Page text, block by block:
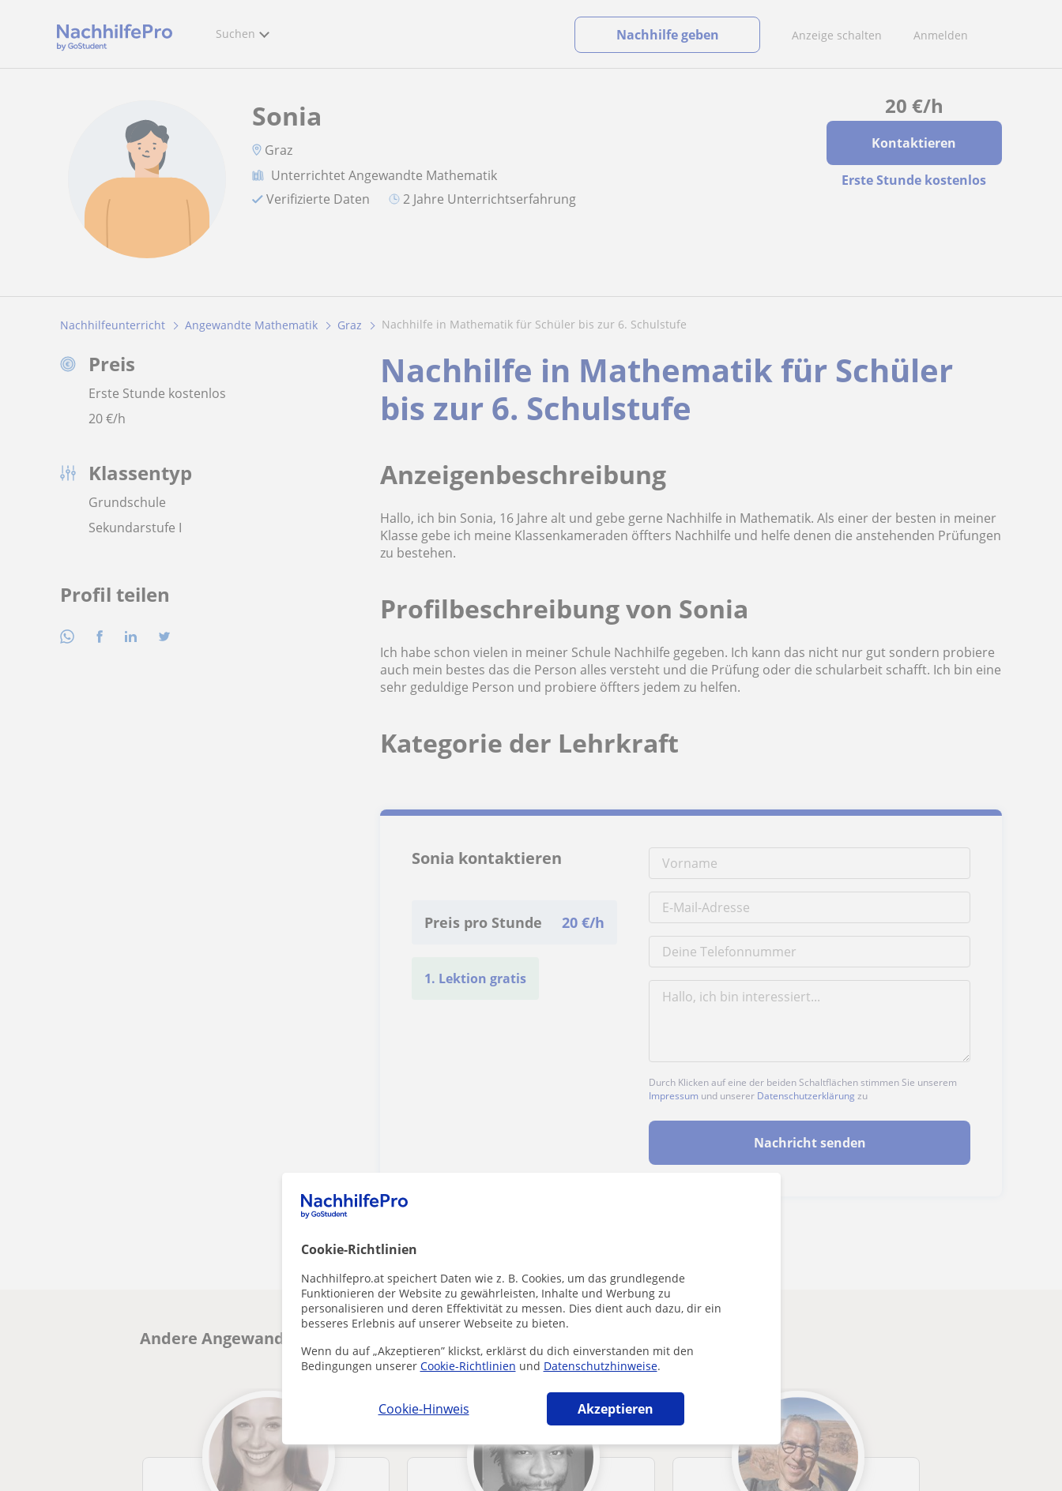
Cookie-Richtlinien
Nachhilfepro.at speichert Daten wie z. B. Cookies, um das grundlegende
Funktionieren der Website zu gewährleisten, Inhalte und Werbung zu
personalisieren und deren Effektivität zu messen. Dies dient auch dazu, dir ein
besseres Erlebnis auf unserer Webseite zu bieten.
Wenn du auf „Akzeptieren” klickst, erklärst du dich einverstanden mit den
Bedingungen unserer Cookie-Richtlinien und Datenschutzhinweise.
Cookie-Hinweis Akzeptieren
Suchen Anzeige schalten Anmelden
Nachhilfe geben
20 €/h
Kontaktieren
Erste Stunde kostenlos
Sonia
Graz
Unterrichtet Angewandte Mathematik
Verifizierte Daten
2 Jahre Unterrichtserfahrung
Nachhilfeunterricht Angewandte Mathematik Graz Nachhilfe in Mathematik für Schüler bis zur 6. Schulstufe
Preis
Erste Stunde kostenlos
20€/h
Klassentyp
Grundschule
Sekundarstufe I
Profil teilen
Nachhilfe in Mathematik für Schüler
bis zur 6. Schulstufe
Anzeigenbeschreibung
Hallo, ich bin Sonia, 16 Jahre alt und gebe gerne Nachhilfe in Mathematik. Als einer der besten in meiner
Klasse gebe ich meine Klassenkameraden öffters Nachhilfe und helfe denen die anstehenden Prüfungen
zu bestehen.
Profilbeschreibung von Sonia
Ich habe schon vielen in meiner Schule Nachhilfe gegeben. Ich kann das nicht nur gut sondern probiere
auch mein bestes das die Person alles versteht und die Prüfung oder die schularbeit schafft. Ich bin eine
sehr geduldige Person und probiere öffters jedem zu helfen.
Kategorie der Lehrkraft
Sonia kontaktieren
Preis pro Stunde 20 €/h
1. Lektion gratis
Durch Klicken auf eine der beiden Schaltflächen stimmen Sie unserem
Impressum und unserer Datenschutzerklärung zu
Nachricht senden
Andere Angewandte Mathematik-lehrer in Graz die dich interessieren könnten